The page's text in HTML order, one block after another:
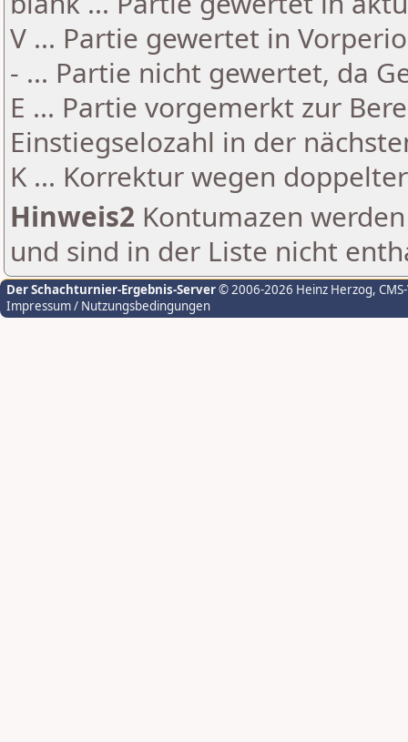
V ... Partie gewertet in
- ... Partie nicht gewertet, da
E ... Partie vorgemerkt zur
Einstiegselozahl in der
K ... Korrektur wegen
Hinweis2 Kontumazen
und sind in der Liste nicht
Der Schachturnier-Ergebnis-Server© 2006-2026 Heinz Herzog,
Impressum / Nutzungsbedingungen